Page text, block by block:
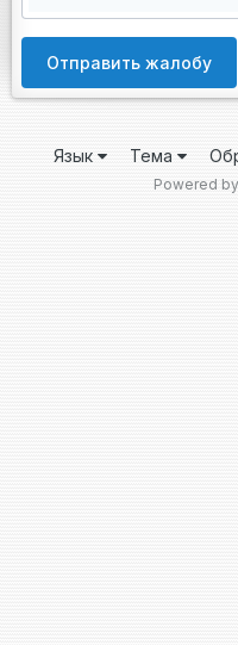
Отправить жалобу
Язык Тема
Powered